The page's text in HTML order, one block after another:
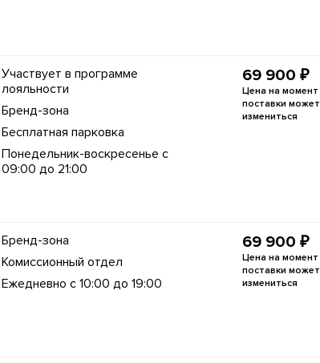
Участвует в программе
лояльности
Бренд-зона
Бесплатная парковка
Понедельник-воскресенье с
09:00 до 21:00
69 900 ₽
Цена на момент
поставки может
измениться
Бренд-зона
Комиссионный отдел
Ежедневно с 10:00 до 19:00
69 900 ₽
Цена на момент
поставки может
измениться